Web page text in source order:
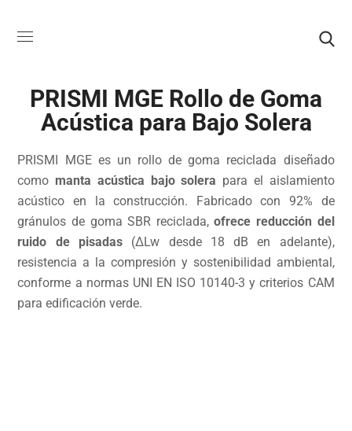
PRISMI MGE Rollo de Goma
Acústica para Bajo Solera
PRISMI MGE es un rollo de goma reciclada diseñado
como manta acústica bajo solera para el aislamiento
acústico en la construcción. Fabricado con 92% de
gránulos de goma SBR reciclada,ofrece reducción del
ruido de pisadas(ΔLw desde 18 dB en adelante),
resistencia a la compresión y sostenibilidad ambiental,
conforme a normas UNI EN ISO 10140-3 y criterios CAM
para edificación verde.